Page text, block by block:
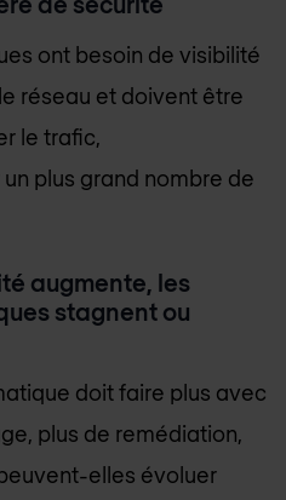
ont besoin de visibilité
réseau et doivent être
le trafic,
plus grand nombre de
augmente, les
stagnent ou
doit faire plus avec
plus de remédiation,
elles évoluer